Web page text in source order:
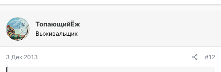
ТопающийЁж
Выживальщик
3 Дек 2013 #12